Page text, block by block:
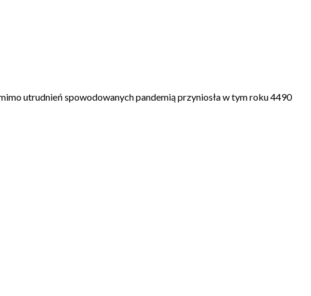
utrudnień spowodowanych pandemią przyniosła w tym roku 4490